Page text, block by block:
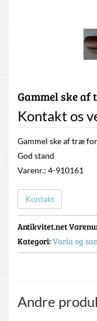
Gammel ske
Kontakt os
Gammel ske af træ
God stand
Varenr.: 4-910161
Kontakt
Antikvitet.net
Kategori:Varia og
Andre